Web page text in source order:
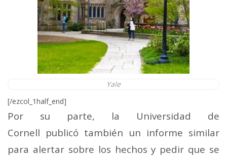
Yale
[/ezcol_1half_end]
Por su parte, la Universidad de
Cornell publicó también un informe similar
para alertar sobre los hechos y pedir que se